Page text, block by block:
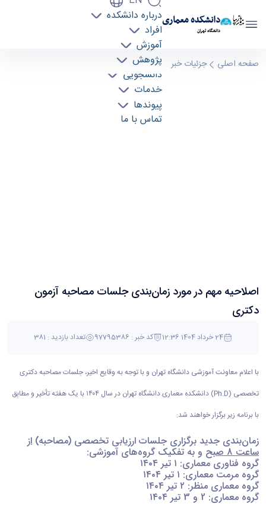
دانشکده معماری
دانشگاه تهران
درباره دانشکده
افراد
آموزش
پژوهش
دانشجویی
خدمات
پیوندها
تماس با ما
اصلاحیه مهم در مورد زمان‌بندی جلسات مصاحبه
آزمون دکتری - دانشکده معماری arch
صفحه اصلی جزئیات خبر
اصلاحیه مهم در مورد زمان‌بندی جلسات مصاحبه آزمون
دکتری
24 خرداد 1404 12:36 کد خبر : 97795386 تعداد بازدید : 381
با اعلام معاونت آموزشی دانشگاه تهران و با توجه به وقایع اخیر، جلسات مصاحبه دکتری
تخصصی (Ph.D) دانشکده معماری دانشگاه تهران در سال ۱۴۰۴ با یک هفته تأخیر و مطابق
با برنامه زیر برگزار خواهند شد:
زمان‌بندی جدید برگزاری جلسات ارزیابی تخصصی (مصاحبه) از
ساعت 8 صبح و به تفکیک گروه‌های آموزشی:
گروه فناوری معماری: ۱ تیر ۱۴۰۴
گروه مرمت معماری: ۱ تیر ۱۴۰۴
گروه معماری منظر: ۲ تیر ۱۴۰۴
گروه معماری: 2 و 3 تیر ۱۴۰۴